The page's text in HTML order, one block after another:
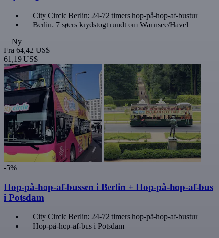
City Circle Berlin: 24-72 timers hop-på-hop-af-bustur
Berlin: 7 søers krydstogt rundt om Wannsee/Havel
Ny
Fra 64,42 US$
61,19 US$
-5%
Hop-på-hop-af-bussen i Berlin + Hop-på-hop-af-bus
i Potsdam
City Circle Berlin: 24-72 timers hop-på-hop-af-bustur
Hop-på-hop-af-bus i Potsdam